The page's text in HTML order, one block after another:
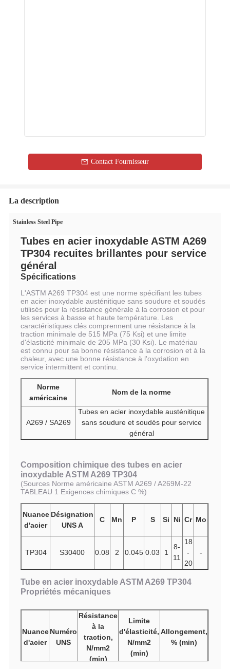
Contact Fournisseur
La description
Stainless Steel Pipe
Tubes en acier inoxydable ASTM A269
TP304 recuites brillantes pour service
général
Spécifications
L'ASTM A269 TP304 est une norme spécifiant les tubes
en acier inoxydable austénitique sans soudure et soudés
utilisés pour la résistance générale à la corrosion et pour
les services à basse et haute température. Les
caractéristiques clés comprennent une résistance à la
traction minimale de 515 MPa (75 Ksi) et une limite
d'élasticité minimale de 205 MPa (30 Ksi). Le matériau
est connu pour sa bonne résistance à la corrosion et à la
chaleur, avec une bonne résistance à l'oxydation en
service intermittent et continu.
Norme
américaine
Nom de la norme
A269 / SA269
Tubes en acier inoxydable austénitique
sans soudure et soudés pour service
général
Composition chimique des tubes en acier
inoxydable ASTM A269 TP304
(Sources Norme américaine ASTM A269 / A269M-22
TABLEAU 1 Exigences chimiques C %)
Nuance
d'acier
Désignation
UNS A
C Mn P S Si Ni Cr Mo
TP304 S30400 0.08 2 0.045 0.03 1
8-
11
18
-
20
-
Tube en acier inoxydable ASTM A269 TP304
Propriétés mécaniques
Nuance
d'acier
Numéro
UNS
Résistance
à la
traction,
N/mm2
(min)
Limite
d'élasticité,
N/mm2
(min)
Allongement,
% (min)